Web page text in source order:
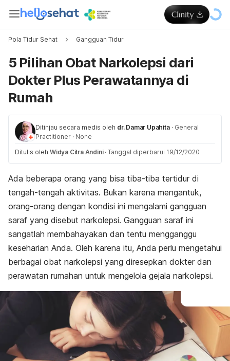
Pola Tidur Sehat Gangguan Tidur
5 Pilihan Obat Narkolepsi dari
Dokter Plus Perawatannya di
Rumah
Ditinjau secara medis oleh dr. Damar Upahita · General
Practitioner · None
Ditulis oleh Widya Citra Andini · Tanggal diperbarui 19/12/2020
Ada beberapa orang yang bisa tiba-tiba tertidur di
tengah-tengah aktivitas. Bukan karena mengantuk,
orang-orang dengan kondisi ini mengalami gangguan
saraf yang disebut narkolepsi. Gangguan saraf ini
sangatlah membahayakan dan tentu mengganggu
keseharian Anda. Oleh karena itu, Anda perlu mengetahui
berbagai obat narkolepsi yang diresepkan dokter dan
perawatan rumahan untuk mengelola gejala narkolepsi.